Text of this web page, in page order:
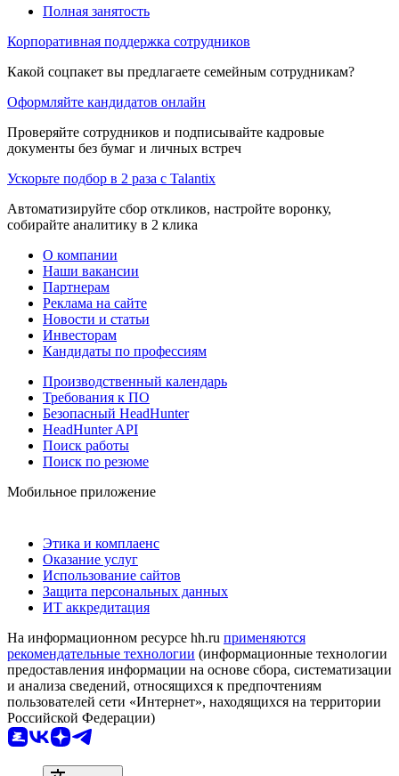
Полная занятость
Корпоративная поддержка сотрудников
Какой соцпакет вы предлагаете семейным сотрудникам?
Оформляйте кандидатов онлайн
Проверяйте сотрудников и подписывайте кадровые
документы без бумаг и личных встреч
Ускорьте подбор в 2 раза с Talantix
Автоматизируйте сбор откликов, настройте воронку,
собирайте аналитику в 2 клика
О компании
Наши вакансии
Партнерам
Реклама на сайте
Новости и статьи
Инвесторам
Кандидаты по профессиям
Производственный календарь
Требования к ПО
Безопасный HeadHunter
HeadHunter API
Поиск работы
Поиск по резюме
Мобильное приложение
Этика и комплаенс
Оказание услуг
Использование сайтов
Защита персональных данных
ИТ аккредитация
На информационном ресурсе hh.ru применяются
рекомендательные технологии (информационные технологии
предоставления информации на основе сбора, систематизации
и анализа сведений, относящихся к предпочтениям
пользователей сети «Интернет», находящихся на территории
Российской Федерации)